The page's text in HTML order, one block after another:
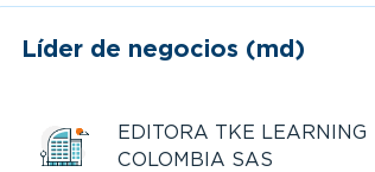
Líder de negocios (md)
EDITORA TKE LEARNING
COLOMBIA SAS